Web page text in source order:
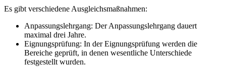
Es gibt verschiedene Ausgleichsmaßnahmen:
Anpassungslehrgang: Der Anpassungslehrgang dauert
maximal drei Jahre.
Eignungsprüfung: In der Eignungsprüfung werden die
Bereiche geprüft, in denen wesentliche Unterschiede
festgestellt wurden.